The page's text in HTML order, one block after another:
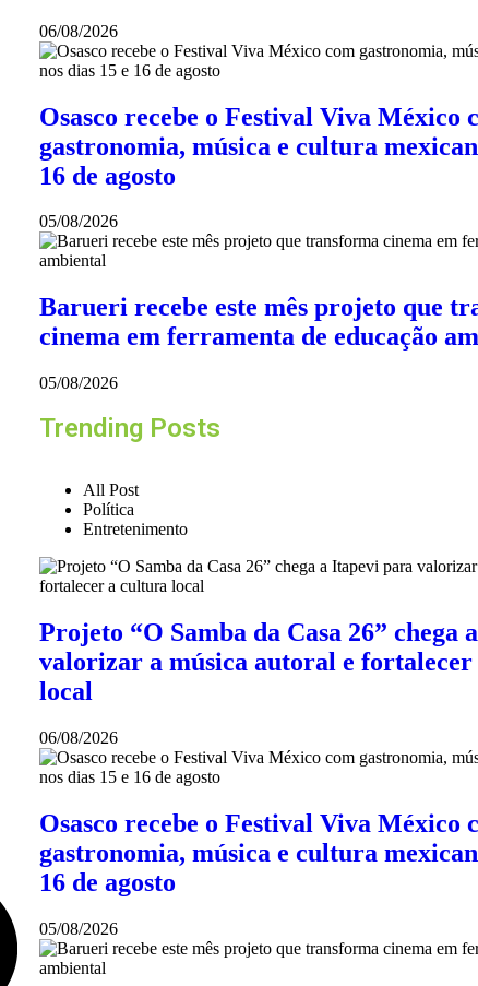
06/08/2026
Osasco recebe o Festival Viva México
gastronomia, música e cultura
16 de agosto
05/08/2026
Barueri recebe este mês projeto que
cinema em ferramenta de educação
05/08/2026
Trending Posts
All Post
Política
Entretenimento
Projeto “O Samba da Casa 26” chega
valorizar a música autoral e
local
06/08/2026
Osasco recebe o Festival Viva México
gastronomia, música e cultura
16 de agosto
05/08/2026